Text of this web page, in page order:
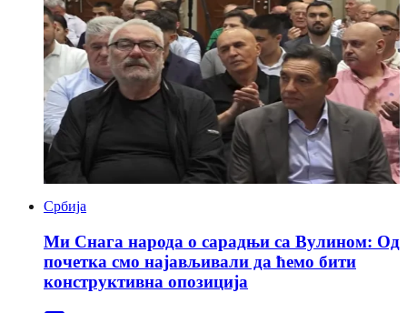
Србија
Ми Снага народа о сарадњи са Вулином: Од
почетка смо најављивали да ћемо бити
конструктивна опозиција